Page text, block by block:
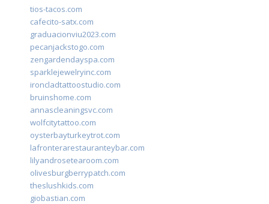
tios-tacos.com
cafecito-satx.com
graduacionviu2023.com
pecanjackstogo.com
zengardendayspa.com
sparklejewelryinc.com
ironcladtattoostudio.com
bruinshome.com
annascleaningsvc.com
wolfcitytattoo.com
oysterbayturkeytrot.com
lafronterarestauranteybar.com
lilyandrosetearoom.com
olivesburgberrypatch.com
theslushkids.com
giobastian.com